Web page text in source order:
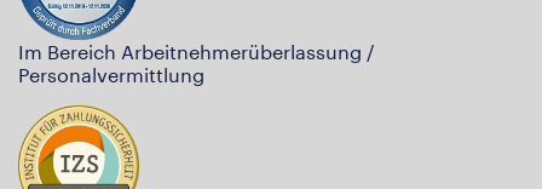
Im Bereich Arbeitnehmerüberlassung /
Personalvermittlung